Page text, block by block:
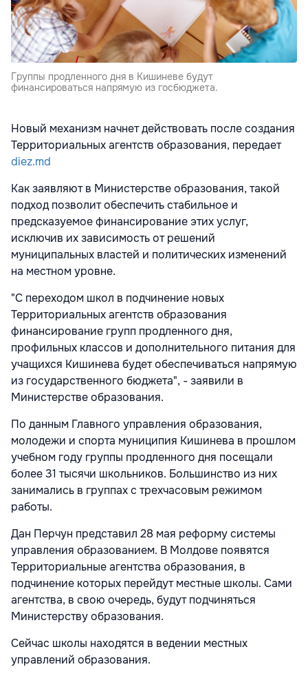
Группы продленного дня в Кишиневе будут
финансироваться напрямую из госбюджета.
Новый механизм начнет действовать после создания
Территориальных агентств образования, передает
diez.md
Как заявляют в Министерстве образования, такой
подход позволит обеспечить стабильное и
предсказуемое финансирование этих услуг,
исключив их зависимость от решений
муниципальных властей и политических изменений
на местном уровне.
"С переходом школ в подчинение новых
Территориальных агентств образования
финансирование групп продленного дня,
профильных классов и дополнительного питания для
учащихся Кишинева будет обеспечиваться напрямую
из государственного бюджета", - заявили в
Министерстве образования.
По данным Главного управления образования,
молодежи и спорта муниципия Кишинева в прошлом
учебном году группы продленного дня посещали
более 31 тысячи школьников. Большинство из них
занимались в группах с трехчасовым режимом
работы.
Дан Перчун представил 28 мая реформу системы
управления образованием. В Молдове появятся
Территориальные агентства образования, в
подчинение которых перейдут местные школы. Сами
агентства, в свою очередь, будут подчиняться
Министерству образования.
Сейчас школы находятся в ведении местных
управлений образования.